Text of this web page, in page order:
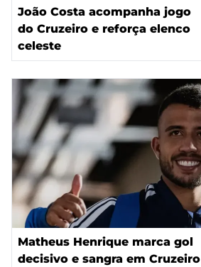
João Costa acompanha jogo
do Cruzeiro e reforça elenco
celeste
Matheus Henrique marca gol
decisivo e sangra em Cruzeiro